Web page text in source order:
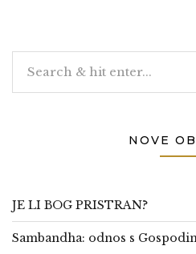
NOVE
JE LI BOG PRISTRAN?
Sambandha: odnos s